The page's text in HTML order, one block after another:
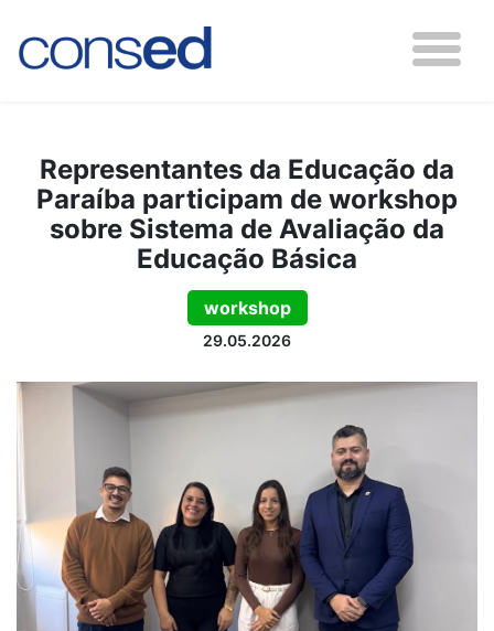
Representantes da Educação da
Paraíba participam de workshop
sobre Sistema de Avaliação da
Educação Básica
workshop
29.05.2026